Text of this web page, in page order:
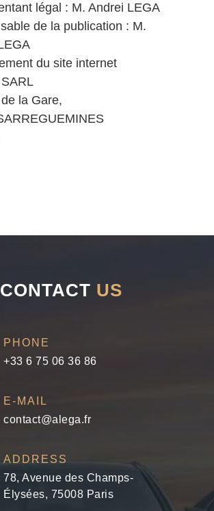
légal : M. Andrei LEGA
de la publication : M.
du site internet
la Gare,
CONTACT US
PHONE
+33 6 75 06 36 86
E-MAIL
contact@alega.fr
ADDRESS
78, Avenue des Champs-
Élysées, 75008 Paris